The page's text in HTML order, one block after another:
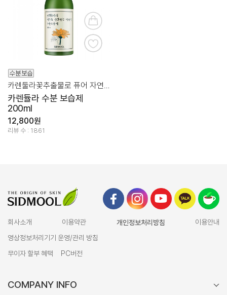
카렌듈라 수분 보습제
200ml
12,800원
리뷰 수 : 1861
회사소개 이용약관 개인정보처리방침
이용안내
영상정보처리기기 운영/관리 방침
무이자 할부 혜택
PC버전
COMPANY INFO